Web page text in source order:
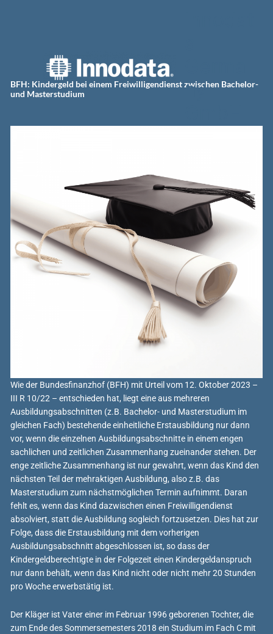
ny
BFH: Kindergeld bei einem Freiwilligendienst zwischen Bachelor-
und Masterstudium
Wie der Bundesfinanzhof (BFH) mit Urteil vom 12. Oktober 2023 –
III R 10/22 – entschieden hat, liegt eine aus mehreren
Ausbildungsabschnitten (z.B. Bachelor- und Masterstudium im
gleichen Fach) bestehende einheitliche Erstausbildung nur dann
vor, wenn die einzelnen Ausbildungsabschnitte in einem engen
sachlichen und zeitlichen Zusammenhang zueinander stehen. Der
enge zeitliche Zusammenhang ist nur gewahrt, wenn das Kind den
nächsten Teil der mehraktigen Ausbildung, also z.B. das
Masterstudium zum nächstmöglichen Termin aufnimmt. Daran
fehlt es, wenn das Kind dazwischen einen Freiwilligendienst
absolviert, statt die Ausbildung sogleich fortzusetzen. Dies hat zur
Folge, dass die Erstausbildung mit dem vorherigen
Ausbildungsabschnitt abgeschlossen ist, so dass der
Kindergeldberechtigte in der Folgezeit einen Kindergeldanspruch
nur dann behält, wenn das Kind nicht oder nicht mehr 20 Stunden
pro Woche erwerbstätig ist.
Der Kläger ist Vater einer im Februar 1996 geborenen Tochter, die
zum Ende des Sommersemesters 2018 ein Studium im Fach C mit